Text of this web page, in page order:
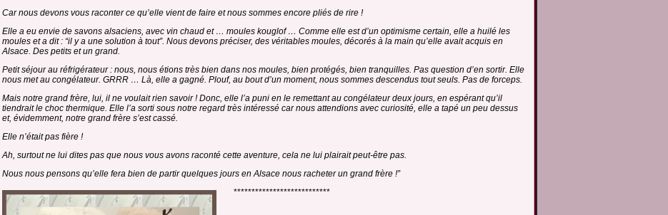
Car nous devons vous raconter ce qu’elle vient de faire et nous sommes encore pliés de rire !
Elle a eu envie de savons alsaciens, avec vin chaud et … moules kouglof … Comme elle est d’un optimisme certain, elle a huilé les
moules et a dit : “il y a une solution à tout”. Nous devons préciser, des véritables moules, décorés à la main qu’elle avait acquis en
Alsace. Des petits et un grand.
Petit séjour au réfrigérateur : nous, nous étions très bien dans nos moules, bien protégés, bien tranquilles. Pas question d’en sortir. Elle
nous met au congélateur. GRRR … Là, elle a gagné. Plouf, au bout d’un moment, nous sommes descendus tout seuls. Pas de forceps.
Mais notre grand frère, lui, il ne voulait rien savoir ! Donc, elle l’a puni en le remettant au congélateur deux jours, en espérant qu’il
tiendrait le choc thermique. Elle l’a sorti sous notre regard très intéressé car nous attendions avec curiosité, elle a tapé un peu dessus
et, évidemment, notre grand frère s’est cassé.
Elle n’était pas fière !
Ah, surtout ne lui dites pas que nous vous avons raconté cette aventure, cela ne lui plairait peut-être pas.
Nous nous pensons qu’elle fera bien de partir quelques jours en Alsace nous racheter un grand frère !”
***************************